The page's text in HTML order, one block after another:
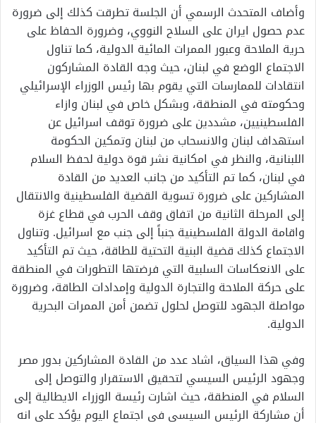
وأضاف المتحدث الرسمي أن الجلسة تطرقت كذلك إلى ضرورة
عدم حصول ايران على السلاح النووي، وضرورة الحفاظ على
حرية الملاحة وعبور الممرات المائية الدولية، كما تناول
الاجتماع الوضع في لبنان، حيث وجه القادة المشاركون
انتقادات للممارسات التي يقوم بها رئيس الوزراء الإسرائيلي
وحكومته في المنطقة، وبشكل خاص في لبنان وازاء
الفلسطينيين، مشددين على ضرورة توقف اسرائيل عن
استهداف لبنان والانسحاب من لبنان وتمكين الحكومة
اللبنانية، والنظر في امكانية نشر قوة دولية لحفظ السلام
في لبنان، كما تم التأكيد من جانب العديد من القادة
المشاركين على ضرورة تسوية القضية الفلسطينية والانتقال
إلى المرحلة الثانية من اتفاق وقف الحرب في قطاع غزة
واقامة الدولة الفلسطينية جنباً إلى جنب مع اسرائيل. وتناول
الاجتماع كذلك قضية البنية التحتية للطاقة، حيث تم التأكيد
على الانعكاسات السلبية التي فرضتها التطورات في المنطقة
على حركة الملاحة والتجارة الدولية وإمدادات الطاقة، وضرورة
مواصلة الجهود للتوصل لحلول تضمن أمن الممرات البحرية
الدولية.
وفي هذا السياق، اشاد عدد من القادة المشاركين بدور مصر
وجهود الرئيس السيسي لتحقيق الاستقرار والتوصل إلى
السلام في المنطقة، حيث اشارت رئيسة الوزراء الايطالية إلى
أن مشاركة الرئيس السيسي في اجتماع اليوم يؤكد على انه